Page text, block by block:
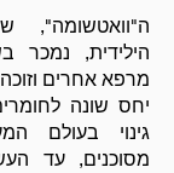
ה"וואטשומה",
הילידית, נמכר
מרפא אחרים
יחס שונה
גינוי בעולם
מסוכנים, עד